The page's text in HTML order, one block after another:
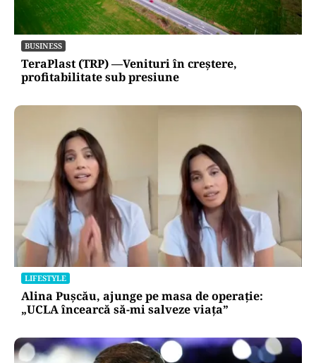
BUSINESS
TeraPlast (TRP) —Venituri în creștere,
profitabilitate sub presiune
LIFESTYLE
Alina Pușcău, ajunge pe masa de operație:
„UCLA încearcă să-mi salveze viața”